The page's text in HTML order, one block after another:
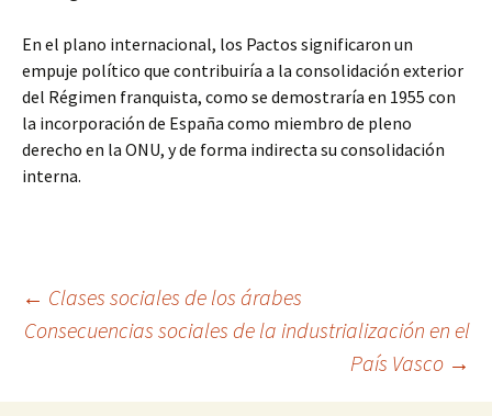
En el plano internacional, los Pactos significaron un
empuje político que contribuiría a la consolidación exterior
del Régimen franquista, como se demostraría en 1955 con
la incorporación de España como miembro de pleno
derecho en la ONU, y de forma indirecta su consolidación
interna.
Navegación
← Clases sociales de los árabes
Consecuencias sociales de la industrialización en el
País Vasco →